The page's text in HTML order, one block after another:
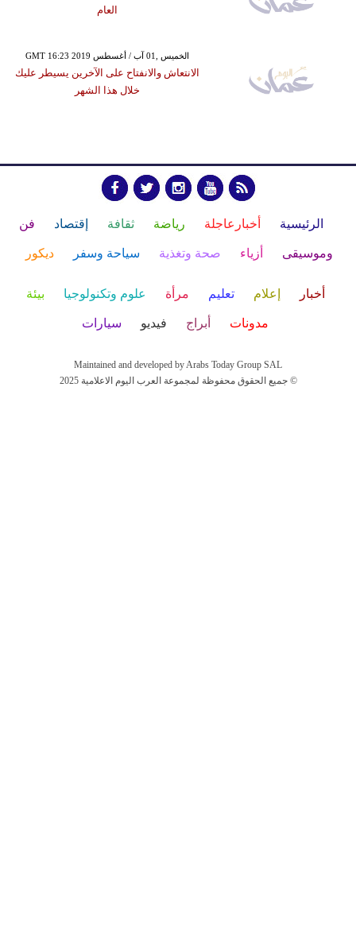
العام
GMT 16:23 2019 الخميس ,01 آب / أغسطس
الانتعاش والانفتاح على الآخرين يسيطر عليك
خلال هذا الشهر
الرئيسية أخبارعاجلة رياضة ثقافة إقتصاد فن
وموسيقى أزياء صحة وتغذية سياحة وسفر ديكور
أخبار إعلام تعليم مرأة علوم وتكنولوجيا بيئة
مدونات أبراج فيديو سيارات
Maintained and developed by Arabs Today Group SAL
جميع الحقوق محفوظة لمجموعة العرب اليوم الاعلامية 2025 ©